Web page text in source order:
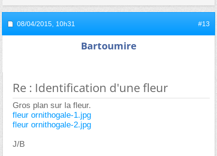
08/04/2015, 10h31 #13
Bartoumire
Re : Identification d'une fleur
Gros plan sur la fleur.
fleur ornithogale-1.jpg
fleur ornithogale-2.jpg
J/B